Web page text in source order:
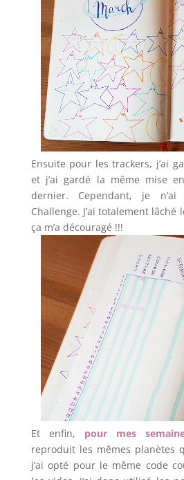
Ensuite pour les trackers, j’ai
et j’ai gardé la même mise
dernier. Cependant, je
Challenge. J’ai totalement
ça m’a découragé !!!
Et enfin, pour mes
reproduit les mêmes planètes
j’ai opté pour le même code